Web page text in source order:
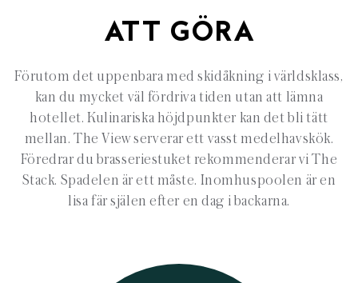
ATT GÖRA
Förutom det uppenbara med skidåkning i världsklass,
kan du mycket väl fördriva tiden utan att lämna
hotellet. Kulinariska höjdpunkter kan det bli tätt
mellan. The View serverar ett vasst medelhavskök.
Föredrar du brasseriestuket rekommenderar vi The
Stack. Spadelen är ett måste. Inomhuspoolen är en
lisa fär själen efter en dag i backarna.